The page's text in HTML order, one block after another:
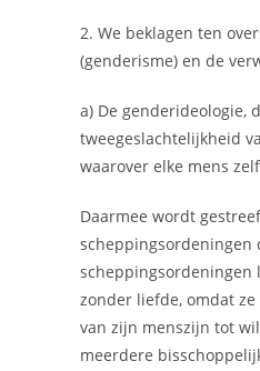
2. We beklagen ten
(genderisme) en de
a) De genderideologie,
tweegeslachtelijkheid
waarover elke mens
Daarmee wordt
scheppingsordeningen
scheppingsordeningen
zonder liefde, omdat
van zijn menszijn tot
meerdere